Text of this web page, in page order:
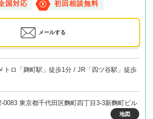
国対応 初回相談無料
メールする
トロ「麹町駅」徒歩1分 / JR「四ツ谷駅」徒歩
0083 東京都千代田区麴町四丁目3-3新麴町ビル
地図